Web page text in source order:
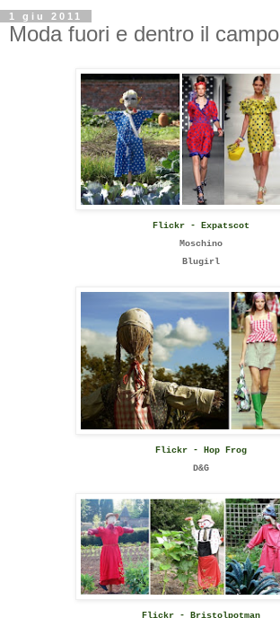
1 giu 2011
Moda fuori e dentro il campo
Flickr - Expatscot
Moschino
Blugirl
Flickr - Hop Frog
D&G
Flickr - Bristolpotman